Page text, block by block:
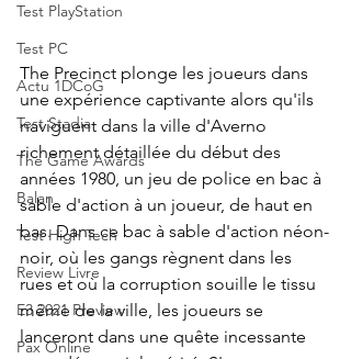
Test PlayStation
Test PC
Actu 1DCoG
Test Stadia
The Game Awards
Balan
Test High Tech
Review Livre
E3 2021 Preview
Pax Online
The Precinct plonge les joueurs dans
une expérience captivante alors qu'ils
naviguent dans la ville d'Averno
richement détaillée du début des
années 1980, un jeu de police en bac à
sable d'action à un joueur, de haut en
bas. Dans ce bac à sable d'action néon-
noir, où les gangs règnent dans les
rues et où la corruption souille le tissu
même de la ville, les joueurs se
lanceront dans une quête incessante